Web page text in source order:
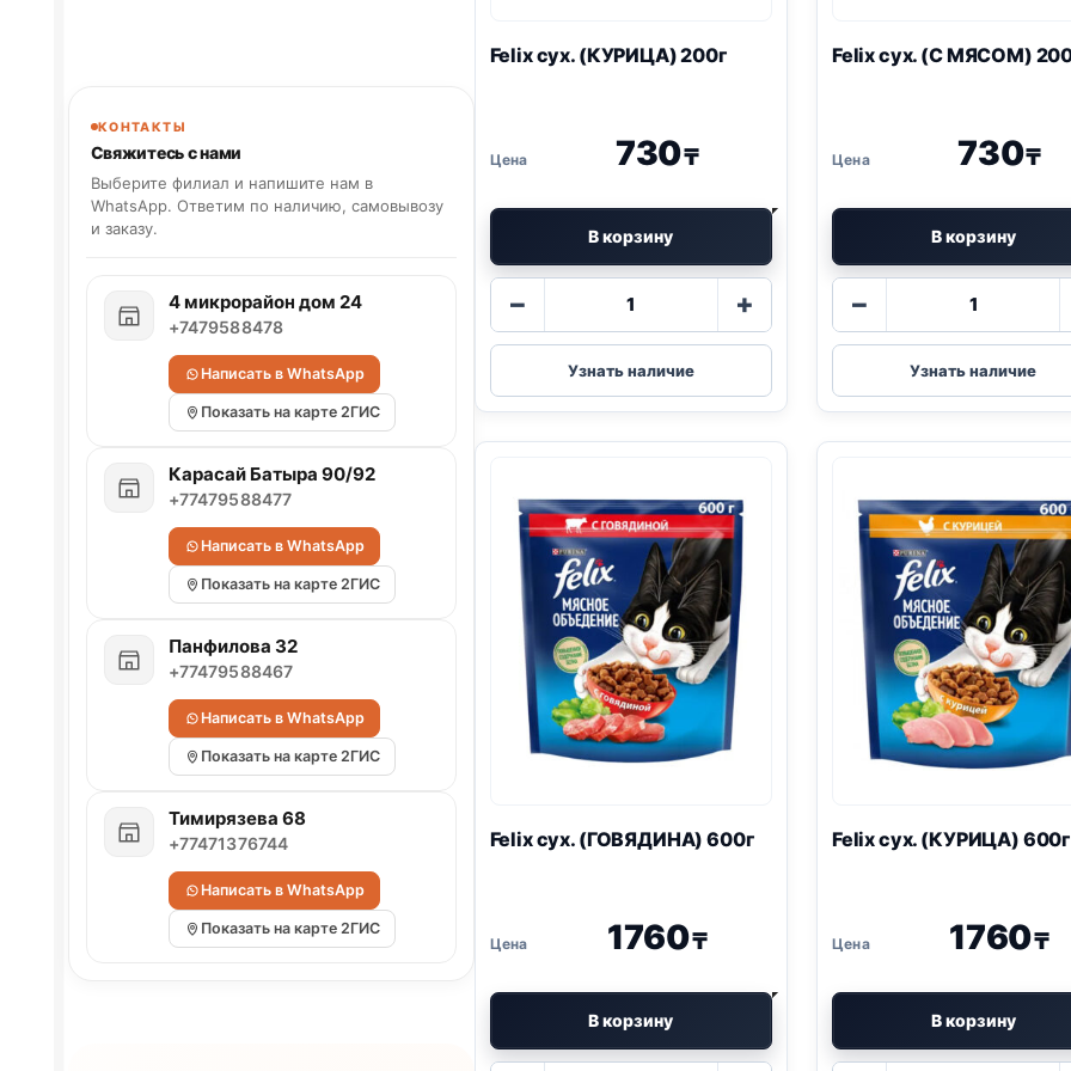
Felixсух. (КУРИЦА) 200г
730₸
В корзину
−
товара
Felix
сух.
200г
+
Узнать наличие
Felixсух. (С МЯСОМ)
730₸
В корзину
−
товара
Felix
сух.
МЯСОМ)
200г
Узнать наличие
Felixсух. (ГОВЯДИНА) 600г
1760₸
В корзину
Felixсух. (КУРИЦА) 600г
1760₸
В корзину
КОНТАКТЫ
Свяжитесь с нами
Выберите филиал и напишите нам в
WhatsApp. Ответим по наличию, самовывозу
и заказу.
4 микрорайон дом 24
+7479588478
Написать в WhatsApp
Показать на карте 2ГИС
Карасай Батыра 90/92
+77479588477
Написать в WhatsApp
Показать на карте 2ГИС
Панфилова 32
+77479588467
Написать в WhatsApp
Показать на карте 2ГИС
Тимирязева 68
+77471376744
Написать в WhatsApp
Показать на карте 2ГИС